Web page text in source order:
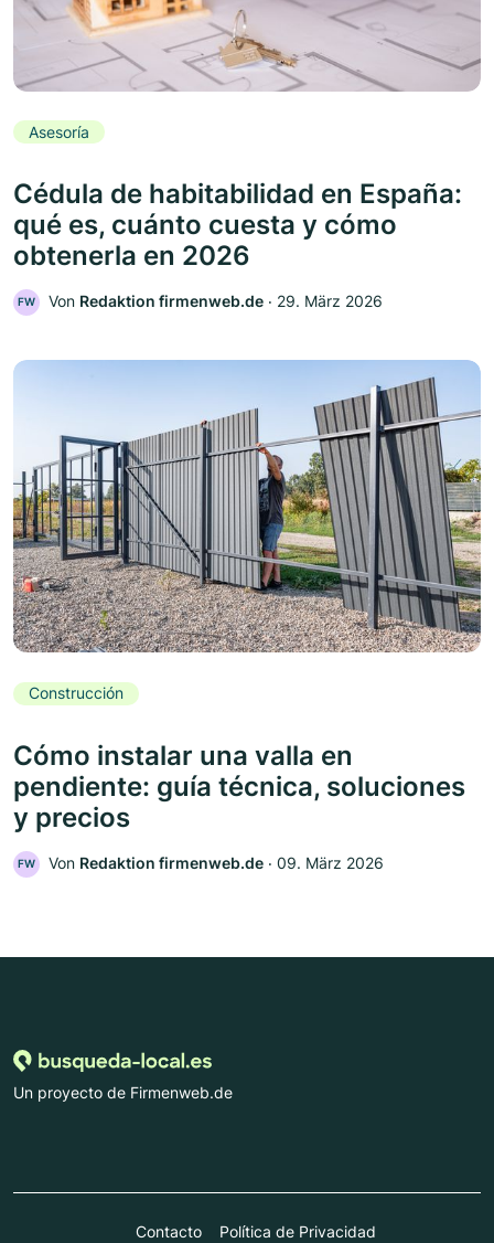
Asesoría
Cédula de habitabilidad en España:
qué es, cuánto cuesta y cómo
obtenerla en 2026
FW Von Redaktion firmenweb.de ‧ 29. März 2026
Construcción
Cómo instalar una valla en
pendiente: guía técnica, soluciones
y precios
FW Von Redaktion firmenweb.de ‧ 09. März 2026
Un proyecto de Firmenweb.de
Contacto Política de Privacidad